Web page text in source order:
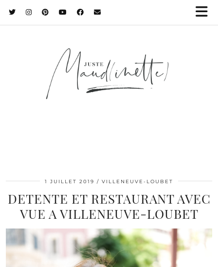
1 JUILLET 2019 VILLENEUVE-LOUBET
DETENTE ET RESTAURANT AVEC
VUE A VILLENEUVE-LOUBET